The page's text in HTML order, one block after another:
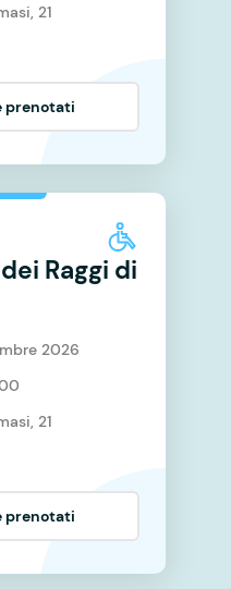
21
prenotati
Raggi di
2026
21
prenotati